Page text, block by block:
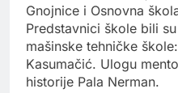
Gnojnice i Osnovna
Predstavnici škole bili
mašinske tehničke
Kasumačić. Ulogu
historije Pala Nerman.